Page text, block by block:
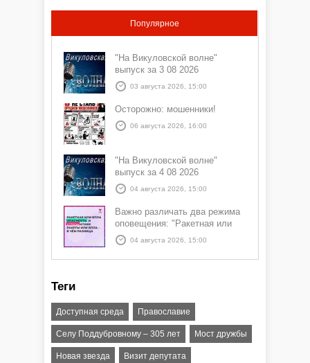
Популярное
"На Викуловской волне"
выпуск за 3 08 2026
03 августа 2026, 15:00
Осторожно: мошенники!
06 августа 2026, 16:00
"На Викуловской волне"
выпуск за 4 08 2026
04 августа 2026, 15:00
Важно различать два режима
оповещения: "Ракетная или
БПЛА опасность" и "Угроза
атаки ракеты или БПЛА"
04 августа 2026, 15:00
Теги
Доступная среда Православие
Селу Поддубровному – 305 лет Мост дружбы
Новая звезда Визит депутата